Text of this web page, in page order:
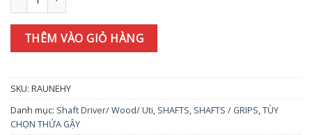
THÊM VÀO GIỎ HÀNG
SKU: RAUNEHY
Danh mục: Shaft Driver/ Wood/ Uti, SHAFTS, SHAFTS / GRIPS,TÙY
CHỌN THỬA GẬY